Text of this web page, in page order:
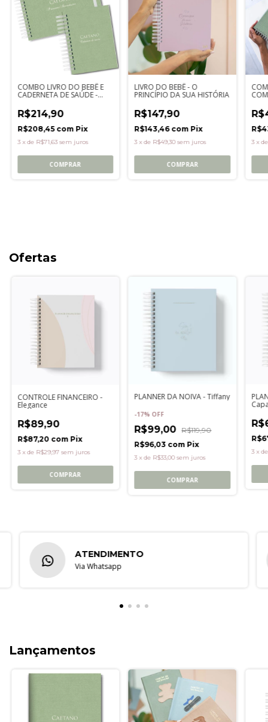
COMBO LIVRO DO BEBÊ E
CADERNETA DE SAÚDE -
R$214,90
R$208,45 com Pix
3 xde R$71,63 sem juros
COMPRAR
LIVRO DO BEBÊ - O
PRINCÍPIO DA SUA HISTÓRIA
R$147,90
R$143,46 com Pix
3 xde R$49,30 sem juros
COMPRAR
3 x
Ofertas
CONTROLE FINANCEIRO -
Elegance
R$89,90
R$87,20 com Pix
3 xde R$29,97 sem juros
COMPRAR
PLANNER DA NOIVA - Tiffany
-17% OFF
R$99,00 R$119,90
R$96,03 com Pix
3 xde R$33,00 sem juros
COMPRAR
3 x
ATENDIMENTO
Via Whatsapp
Lançamentos